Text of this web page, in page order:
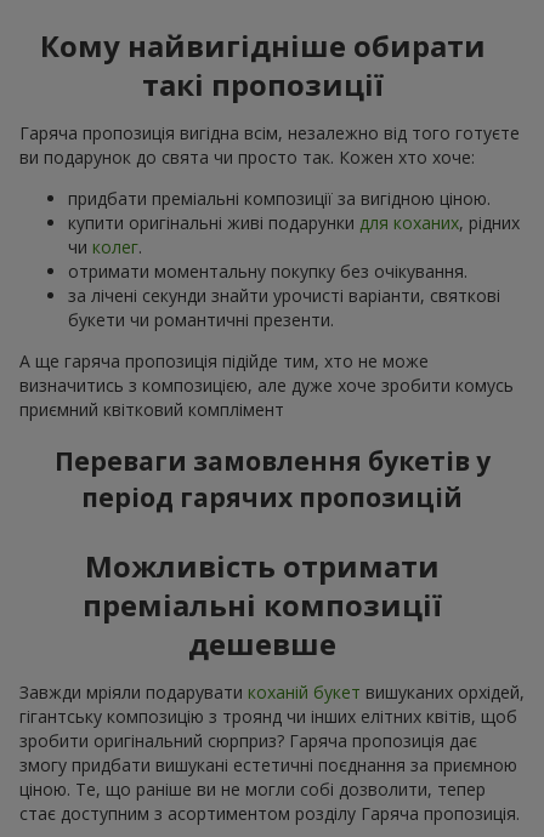
Кому найвигідніше обирати
такі пропозиції
Гаряча пропозиція вигідна всім, незалежно від того готуєте
ви подарунок до свята чи просто так. Кожен хто хоче:
придбати преміальні композиції за вигідною ціною.
купити оригінальні живі подарунки для коханих, рідних
чи колег.
отримати моментальну покупку без очікування.
за лічені секунди знайти урочисті варіанти, святкові
букети чи романтичні презенти.
А ще гаряча пропозиція підійде тим, хто не може
визначитись з композицією, але дуже хоче зробити комусь
приємний квітковий комплімент
Переваги замовлення букетів у
період гарячих пропозицій
Можливість отримати
преміальні композиції
дешевше
Завжди мріяли подарувати коханій букет вишуканих орхідей,
гігантську композицію з троянд чи інших елітних квітів, щоб
зробити оригінальний сюрприз? Гаряча пропозиція дає
змогу придбати вишукані естетичні поєднання за приємною
ціною. Те, що раніше ви не могли собі дозволити, тепер
стає доступним з асортиментом розділу Гаряча пропозиція.